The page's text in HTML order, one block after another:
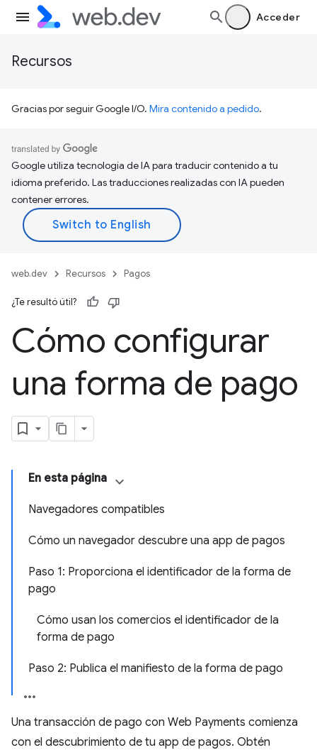
Acceder
Recursos
Gracias por seguir Google I/O. Mira contenido a pedido.
Google utiliza tecnología de IA para traducir contenido a tu
idioma preferido. Las traducciones realizadas con IA pueden
contener errores.
web.dev Recursos Pagos
¿Te resultó útil?
Cómo configurar
una forma de pago
En esta página
Navegadores compatibles
Cómo un navegador descubre una app de pagos
Paso 1: Proporciona el identificador de la forma de
pago
Cómo usan los comercios el identificador de la
forma de pago
Paso 2: Publica el manifiesto de la forma de pago
Una transacción de pago con Web Payments comienza
con el descubrimiento de tu app de pagos. Obtén